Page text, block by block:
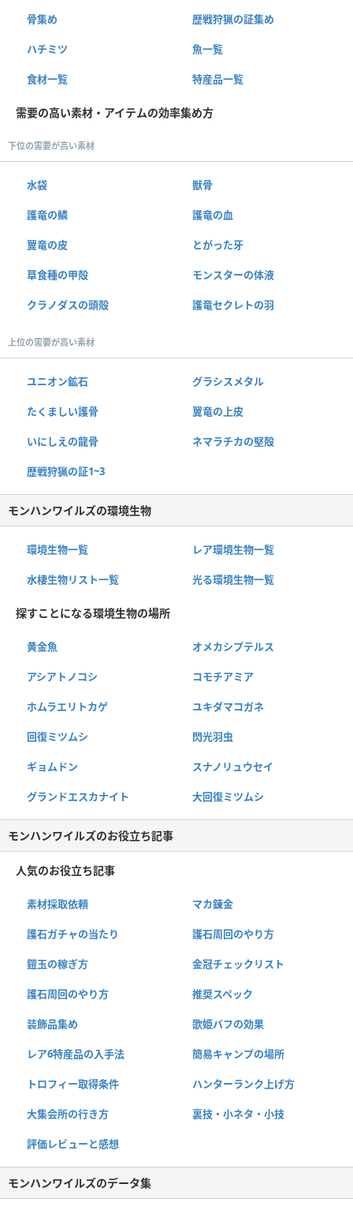
骨集め 歴戦狩猟の証集め
ハチミツ 魚一覧
食材一覧 特産品一覧
需要の高い素材・アイテムの効率集め方
下位の需要が高い素材
水袋 獣骨
護竜の鱗 護竜の血
翼竜の皮 とがった牙
草食種の甲殻 モンスターの体液
クラノダスの頭殻 護竜セクレトの羽
上位の需要が高い素材
ユニオン鉱石 グラシスメタル
たくましい護骨 翼竜の上皮
いにしえの龍骨 ネマラチカの堅殻
歴戦狩猟の証1~3
モンハンワイルズの環境生物
環境生物一覧 レア環境生物一覧
水棲生物リスト一覧 光る環境生物一覧
探すことになる環境生物の場所
黄金魚 オメカシプテルス
アシアトノコシ コモチアミア
ホムラエリトカゲ ユキダマコガネ
回復ミツムシ 閃光羽虫
ギョムドン スナノリュウセイ
グランドエスカナイト 大回復ミツムシ
モンハンワイルズのお役立ち記事
人気のお役立ち記事
素材採取依頼 マカ錬金
護石ガチャの当たり 護石周回のやり方
鎧玉の稼ぎ方 金冠チェックリスト
護石周回のやり方 推奨スペック
装飾品集め 歌姫バフの効果
レア6特産品の入手法 簡易キャンプの場所
トロフィー取得条件 ハンターランク上げ方
大集会所の行き方 裏技・小ネタ・小技
評価レビューと感想
モンハンワイルズのデータ集